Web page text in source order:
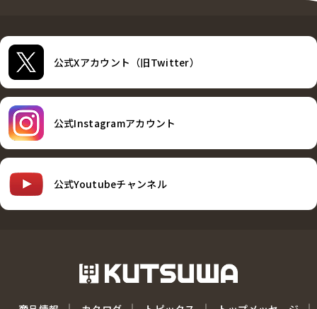
公式Xアカウント（旧Twitter）
公式Instagramアカウント
公式Youtubeチャンネル